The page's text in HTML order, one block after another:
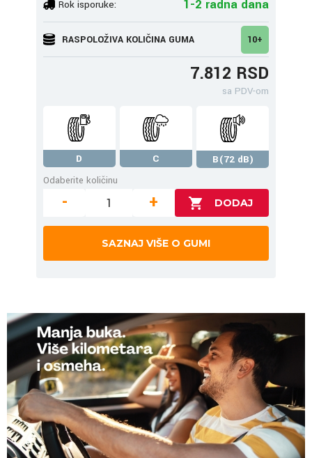
Rok isporuke: 1-2 radna dana
RASPOLOŽIVA KOLIČINA GUMA 10+
7.812 RSD
sa PDV-om
D C
B(72 dB)
Odaberite količinu
- +
SAZNAJ VIŠE O GUMI